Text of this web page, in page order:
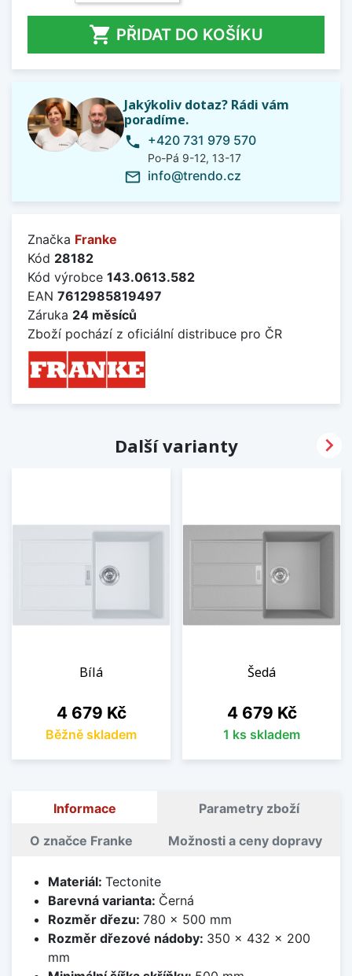
 PŘIDAT DO KOŠÍKU
Jakýkoliv dotaz? Rádi vám
poradíme.
phone +420 731 979 570
Po-Pá 9-12, 13-17
mail_outline info@trendo.cz
Značka Franke
Kód 28182
Kód výrobce 143.0613.582
EAN 7612985819497
Záruka 24 měsíců
Zboží pochází z oficiální distribuce pro ČR
Další varianty
Bílá
Cena
4 679 Kč
Běžně skladem
Šedá
Cena
4 679 Kč
1 ks skladem

Informace Parametry zboží
O značce Franke Možnosti a ceny dopravy
Materiál: Tectonite
Barevná varianta: Černá
Rozměr dřezu: 780 x 500 mm
Rozměr dřezové nádoby: 350 x 432 x 200
mm